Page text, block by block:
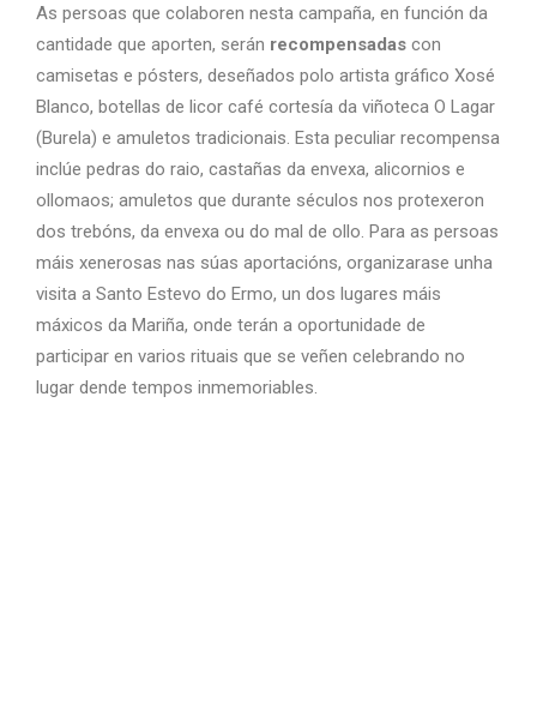
As persoas que colaboren nesta campaña, en función da
cantidade que aporten, serán recompensadas con
camisetas e pósters, deseñados polo artista gráfico Xosé
Blanco, botellas de licor café cortesía da viñoteca O Lagar
(Burela) e amuletos tradicionais. Esta peculiar recompensa
inclúe pedras do raio, castañas da envexa, alicornios e
ollomaos; amuletos que durante séculos nos protexeron
dos trebóns, da envexa ou do mal de ollo. Para as persoas
máis xenerosas nas súas aportacións, organizarase unha
visita a Santo Estevo do Ermo, un dos lugares máis
máxicos da Mariña, onde terán a oportunidade de
participar en varios rituais que se veñen celebrando no
lugar dende tempos inmemoriables.